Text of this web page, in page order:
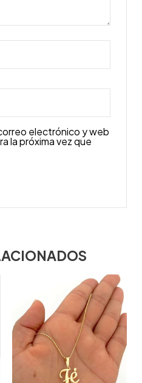
electrónico y web
la próxima vez que